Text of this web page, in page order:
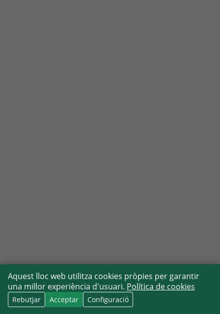
Aquest lloc web utilitza cookies pròpies per garantir
una millor experiència d'usuari. Política de cookies
Rebutjar Acceptar Configuració